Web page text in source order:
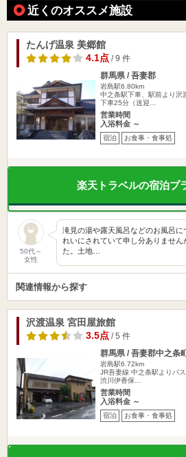
近くのオススメ施設
たんげ温泉 美郷館
4.1点/ 9 件
群馬県 / 吾妻郡
岩島駅6.80km
中之条駅下車、駅前より沢
下車25分（送迎…
営業時間
入浴料金 ～
宿泊 お食事・食事処
楽天トラベルの宿泊プ
50代～
女性
滝見の湯や露天風呂などのお風呂に
れいにされていて申し分ありません
た。土地…
関連情報から探す
沢渡温泉 宮田屋旅館
3.5点/ 5 件
群馬県 / 吾妻郡中之条
岩島駅6.72km
JR吾妻線 中之条駅よりバ
渋川伊香保…
営業時間
入浴料金 ～
宿泊 お食事・食事処